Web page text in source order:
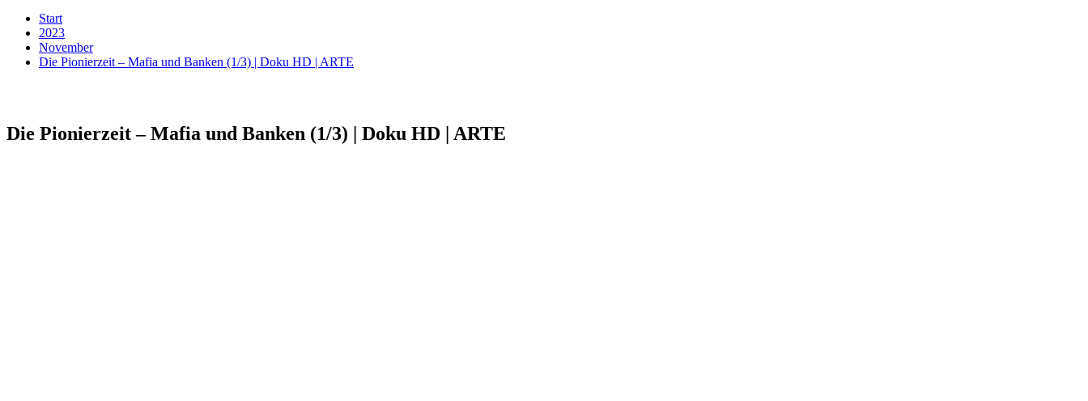
Start
2023
November
Die Pionierzeit – Mafia und Banken (1/3) | Doku HD | ARTE
Die Pionierzeit – Mafia und Banken (1/3) | Doku HD | ARTE